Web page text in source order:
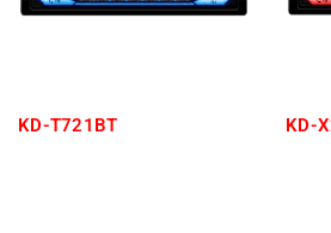
KD-T721BT KD-